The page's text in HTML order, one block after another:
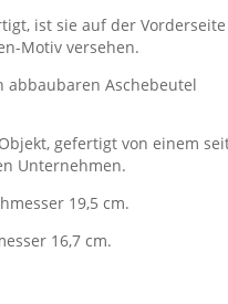
ist sie auf der Vorderseite
Motiv versehen.
abbaubaren Aschebeutel
gefertigt von einem
Unternehmen.
19,5 cm.
16,7 cm.